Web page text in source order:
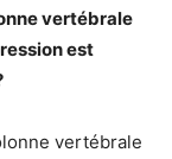
vertébrale
est
vertébrale